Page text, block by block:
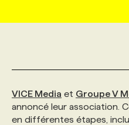
AFFAIRES DE
INITIATIVES
WEB & MÉDIAS
MARKETING
INFOLETTRE
ANNONCEZ AVEC
CONSULTER LA
PROFIL
VOIR LES OFFRES
PROFIL
FAQ
ANNONCEZ AVEC
NOS FORMATIONS
NOS PARCOURS DE
CHASSE DE TÊTE
SERVICE DE
VICE Media et Groupe V
annoncé leur association.
en différentes étapes,